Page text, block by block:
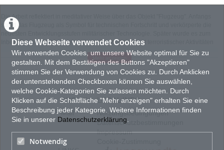
Diese Webseite verwendet Cookies
Wir verwenden Cookies, um unsere Website optimal für Sie zu
gestalten. Mit dem Bestätigen des Buttons "Akzeptieren"
stimmen Sie der Verwendung von Cookies zu. Durch Anklicken
der untenstehenden Checkboxen können Sie auswählen,
welche Cookie-Kategorien Sie zulassen möchten. Durch
Klicken auf die Schaltfläche "Mehr anzeigen" erhalten Sie eine
Beschreibung jeder Kategorie. Weitere Informationen finden
Sie in unserer Datenschutzerklärung
Notwendig
Die Arbeit reflektiert in meditativer Weise über das Objekt "Flugzeug". Anfangs
stand das Flugzeug als Symbol für technischen Fortschritt und verkörperte die
neuesten Entwicklungsstufen militärischer Technologie. Später wurde es zum
Inbegriff des Jetset-Lifestyles, danach zum Instrument terroristischer Aktivitäten
und schließlich zum Sinnbild für die Ausbeutung fossiler Energieträger.
TAGS: Experimental
Politik
Technik
KATEGORIEN: NEUES
FILM UND
Copyright:
© 2018 David Muth
PRODUKTIONSLAND
FI : Finnland
ABOUT
Mail
LEGAL INFO
Nutzungsbedingungen
Datenschutzbestimmungen
Impressum